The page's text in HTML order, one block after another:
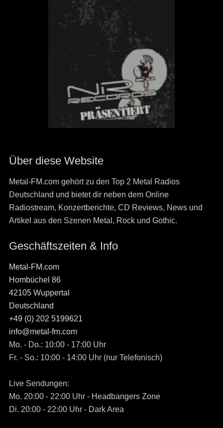
Über diese Website
Metal-FM.com gehört zu den Top 2 Metal Radios
Deutschland und bietet dir neben dem Online
Radiostream, Konzertberichte, CD Reviews, News und
Artikel aus den Szenen Metal, Rock und Gothic.
Geschäftszeiten & Info
Metal-FM.com
Hombüchel 86
42105 Wuppertal
Deutschland
+49 (0) 202 5199621
info@metal-fm.com
Mo. - Do.: 10:00 - 17:00 Uhr
Fr. - So.: 10:00 - 14:00 Uhr (nur Telefonisch)
Live Sendungen:
Mo. 20:00 - 22:00 Uhr - Headbangers Zone
Di. 20:00 - 22:00 Uhr - Dark Area